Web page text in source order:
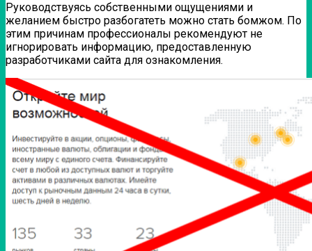
Руководствуясь собственными ощущениями и
желанием быстро разбогатеть можно стать бомжом. По
этим причинам профессионалы рекомендуют не
игнорировать информацию, предоставленную
разработчиками сайта для ознакомления.